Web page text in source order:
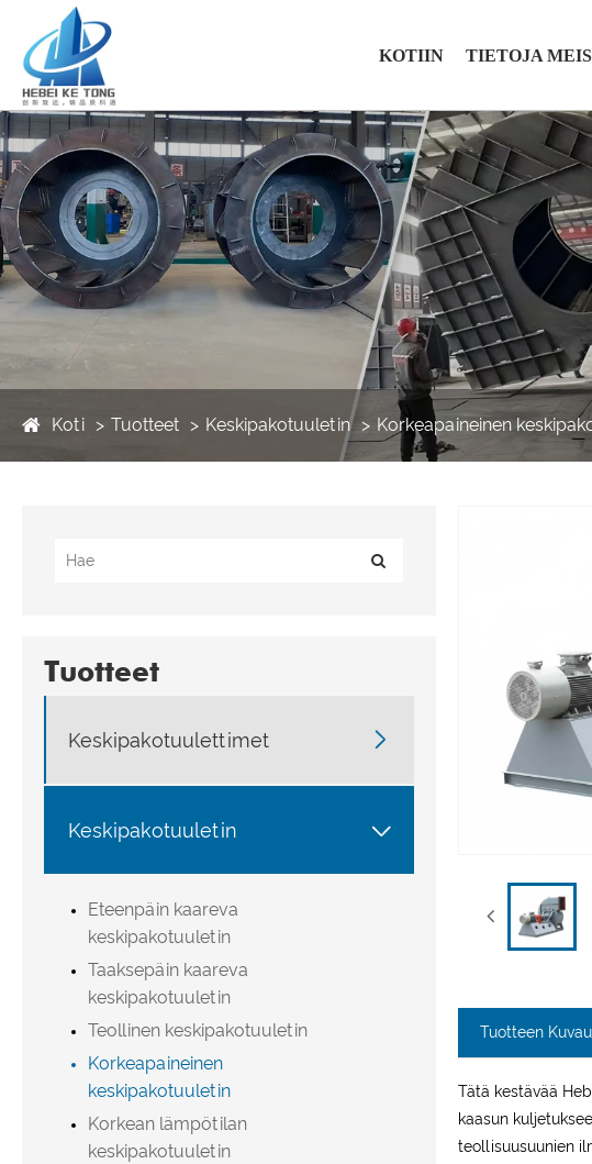
KOTIIN TIETOJA
Koti Tuotteet Keskipakotuuletin Korkeapaineinen
Tuotteet
Keskipakotuulettimet 
Keskipakotuuletin 
Eteenpäin kaareva
keskipakotuuletin
Taaksepäin kaareva
keskipakotuuletin
Teollinen keskipakotuuletin
Korkeapaineinen
keskipakotuuletin
Korkean lämpötilan
keskipakotuuletin
Tuotteen
Tätä kestävää
kaasun
teollisuusuunien